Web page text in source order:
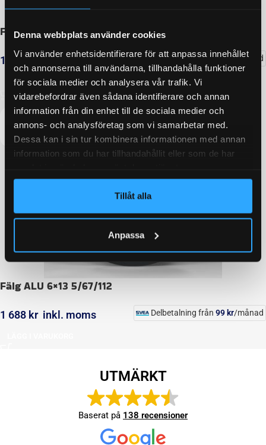
Denna webbplats använder cookies
Vi använder enhetsidentifierare för att anpassa innehållet
och annonserna till användarna, tillhandahålla funktioner
för sociala medier och analysera vår trafik. Vi
vidarebefordrar även sådana identifierare och annan
information från din enhet till de sociala medier och
annons- och analysföretag som vi samarbetar med.
Dessa kan i sin tur kombinera informationen med annan
information som du har tillhandahållit eller som de har
Tillåt alla
Anpassa
Fälg ALU 6Jx15 5/66.6/112
1 625kr inkl. moms Delbetalning från97kr/månad
LÄGG I VARUKORG
Fälg ALU 6×13 5/67/112
1 688 kr inkl. moms Delbetalning från 99 kr/månad
UTMÄRKT
Baserat på 138 recensioner